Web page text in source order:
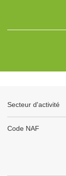
Secteur d'activité
Code NAF